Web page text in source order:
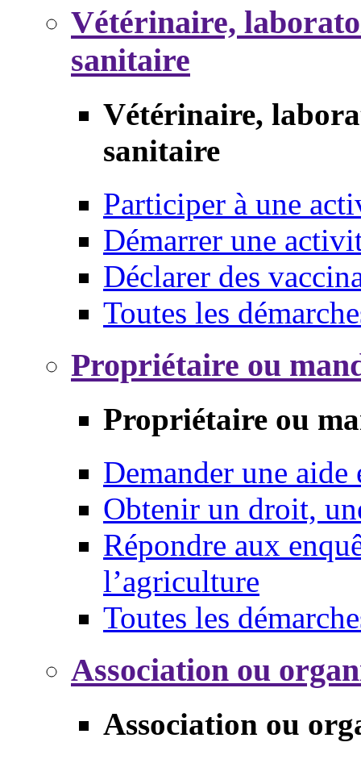
Vétérinaire,
sanitaire
Vétérinaire,
sanitaire
Participer à une
Démarrer une
Déclarer des
Toutes les
Propriétaire ou
Propriétaire ou
Demander une aide
Obtenir un droit,
Répondre aux
l’agriculture
Toutes les
Association ou
Association ou